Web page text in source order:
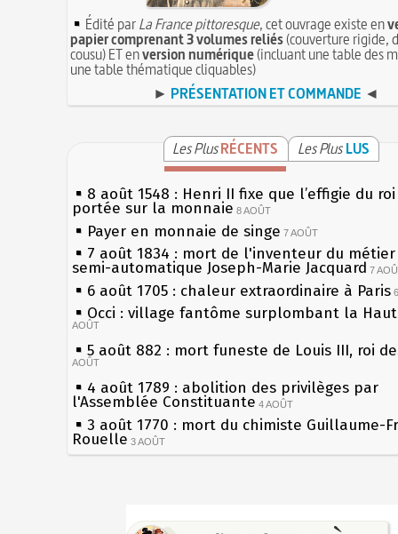
Édité parLa France pittoresque, cet ouvrage existe en
papier comprenant 3 volumes reliés(couverture rigide,
cousu) ET enversion numérique(incluant une table des
une table thématique cliquables)
► PRÉSENTATION ET COMMANDE ◄
Les PlusRÉCENTS Les Plus LUS
8 août 1548 : Henri II fixe que l’effigie du
portée sur la monnaie 8 AOÛT
Payer en monnaie de singe 7 AOÛT
7 août 1834 : mort de l'inventeur du
semi-automatique Joseph-Marie Jacquard 7
6 août 1705 : chaleur extraordinaire à Paris
Occi : village fantôme surplombant la
AOÛT
5 août 882 : mort funeste de Louis III, roi
AOÛT
4 août 1789 : abolition des privilèges par
l'Assemblée Constituante 4 AOÛT
3 août 1770 : mort du chimiste Guillaume-
Rouelle 3 AOÛT
Musée Jean de La Fontaine : réouverture
les siècles